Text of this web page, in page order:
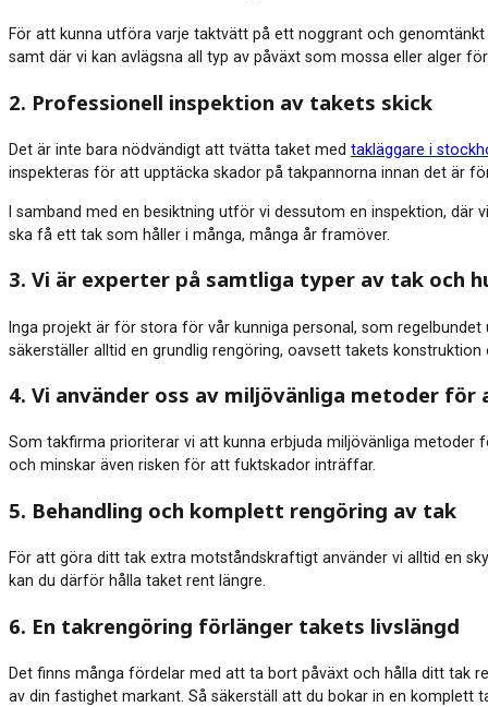
För att kunna utföra varje taktvätt på ett noggrant och
samt där vi kan avlägsna all typ av påväxt som mossa eller alger
2. Professionell inspektion av takets skick
Det är inte bara nödvändigt att tvätta taket med takläggare i
inspekteras för att upptäcka skador på takpannorna innan det är
I samband med en besiktning utför vi dessutom en inspektion, där
ska få ett tak som håller i många, många år framöver.
3. Vi är experter på samtliga typer av tak och
Inga projekt är för stora för vår kunniga personal, som
säkerställer alltid en grundlig rengöring, oavsett takets konstruktion
4. Vi använder oss av miljövänliga metoder
Som takfirma prioriterar vi att kunna erbjuda miljövänliga
och minskar även risken för att fuktskador inträffar.
5. Behandling och komplett rengöring av tak
För att göra ditt tak extra motståndskraftigt använder vi alltid en
kan du därför hålla taket rent längre.
6. En takrengöring förlänger takets livslängd
Det finns många fördelar med att ta bort påväxt och hålla ditt tak
av din fastighet markant. Så säkerställ att du bokar in en